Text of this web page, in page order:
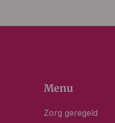
Menu
Zorg geregeld